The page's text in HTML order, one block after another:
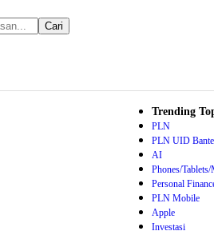
Trending
PLN
PLN UID
AI
Phones/
Personal
PLN Mobile
Apple
Investasi